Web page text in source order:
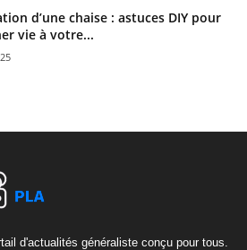
d’une chaise : astuces DIY pour
vie à votre...
d'actualités généraliste conçu pour tous.